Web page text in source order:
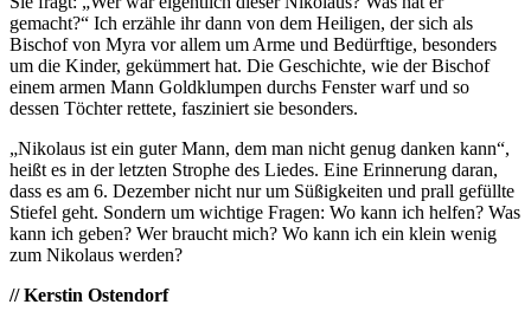
gemacht?“ Ich erzähle ihr dann von dem Heiligen, der sich als
Bischof von Myra vor allem um Arme und Bedürftige, besonders
um die Kinder, gekümmert hat. Die Geschichte, wie der Bischof
einem armen Mann Goldklumpen durchs Fenster warf und so
dessen Töchter rettete, fasziniert sie besonders.
„Nikolaus ist ein guter Mann, dem man nicht genug danken kann“,
heißt es in der letzten Strophe des Liedes. Eine Erinnerung daran,
dass es am 6. Dezember nicht nur um Süßigkeiten und prall gefüllte
Stiefel geht. Sondern um wichtige Fragen: Wo kann ich helfen? Was
kann ich geben? Wer braucht mich? Wo kann ich ein klein wenig
zum Nikolaus werden?
// Kerstin Ostendorf